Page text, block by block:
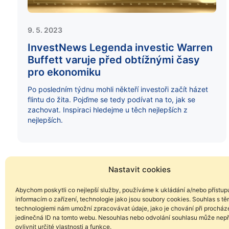
Nastavit cookies
Abychom poskytli co nejlepší služby, používáme k ukládání a/nebo
informacím o zařízení, technologie jako jsou soubory cookies. Souhlas s
technologiemi nám umožní zpracovávat údaje, jako je chování při
jedinečná ID na tomto webu. Nesouhlas nebo odvolání souhlasu může
ovlivnit určité vlastnosti a funkce.
9. 5. 2023
InvestNews Legenda investic Warren
Buffett varuje před obtížnými časy
pro ekonomiku
Po posledním týdnu mohli někteří investoři začít házet
flintu do žita. Pojďme se tedy podívat na to, jak se
zachovat. Inspiraci hledejme u těch nejlepších z
nejlepších.